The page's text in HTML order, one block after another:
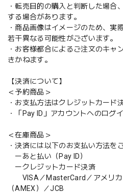
・転売目的の購入と判断した場合
する場合があります。
・商品画像はイメージのため、実
若干異なる可能性がございます。
・お客様都合によるご注文のキャ
きかねます。
【決済について】
＜予約商品＞
・お支払方法はクレジットカード
・「Pay ID」アカウントへのログ
＜在庫商品＞
・決済には以下のお支払い方法を
ーあと払い（Pay ID）
ークレジットカード決済
VISA／MasterCard／アメリカ
（AMEX）／JCB